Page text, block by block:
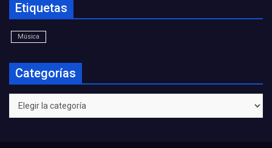
Etiquetas
Música
Categorías
Categorías